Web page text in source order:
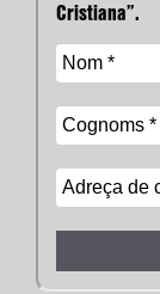
Cristiana”.